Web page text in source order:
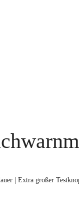
| Extra großer